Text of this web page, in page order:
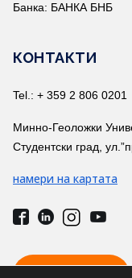
Банка: БАНКА БНБ
КОНТАКТИ
Tel.: + 359 2 806 0201
Минно-Геоложки
Студентски град,
намери на картата